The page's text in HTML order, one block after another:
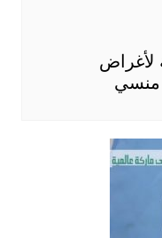
لأغراض
منسي